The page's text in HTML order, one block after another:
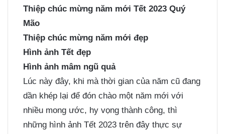
Thiệp chúc mừng năm mới Tết 2023 Quý
Mão
Thiệp chúc mừng năm mới đẹp
Hình ảnh Tết đẹp
Hình ảnh mâm ngũ quả
Lúc này đây, khi mà thời gian của năm cũ đang
dần khép lại để đón chào một năm mới với
nhiều mong ước, hy vọng thành công, thì
những hình ảnh Tết 2023 trên đây thực sự